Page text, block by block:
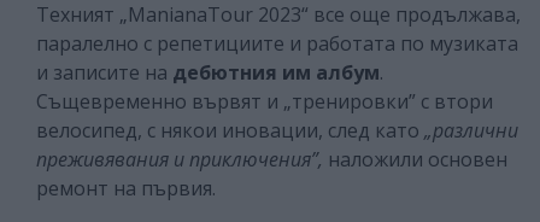
Техният „ManianaTour 2023“ все още продължава,
паралелно с репетициите и работата по музиката
и записите на дебютния им албум.
Същевременно вървят и „тренировки” с втори
велосипед, с някои иновации, след като „различни
преживявания и приключения”, наложили основен
ремонт на първия.